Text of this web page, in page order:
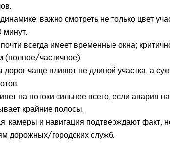
важно смотреть не только цвет
минут.
всегда имеет временные окна;
(полное/частичное).
чаще влияют не длиной участка, а
на потоки сильнее всего, если авария
крайние полосы.
камеры и навигация подтверждают факт,
дорожных/городских служб.